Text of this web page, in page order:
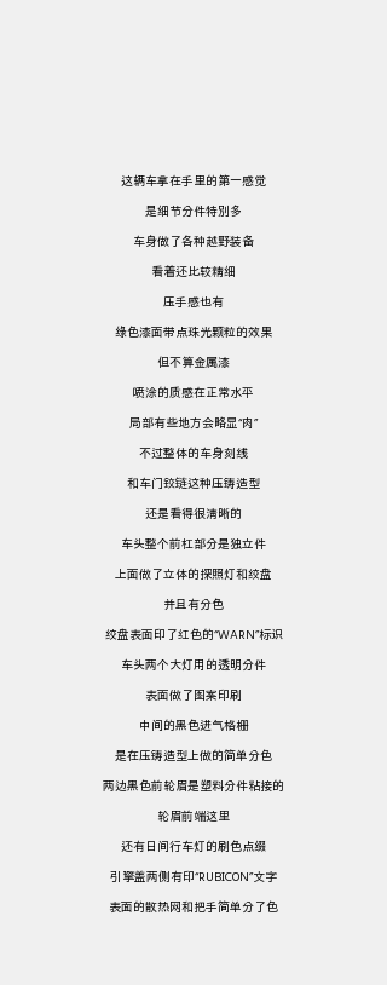
这辆车拿在手里的第一感觉
是细节分件特别多
车身做了各种越野装备
看着还比较精细
压手感也有
绿色漆面带点珠光颗粒的效果
但不算金属漆
喷涂的质感在正常水平
局部有些地方会略显“肉”
不过整体的车身刻线
和车门铰链这种压铸造型
还是看得很清晰的
车头整个前杠部分是独立件
上面做了立体的探照灯和绞盘
并且有分色
绞盘表面印了红色的“WARN”标识
车头两个大灯用的透明分件
表面做了图案印刷
中间的黑色进气格栅
是在压铸造型上做的简单分色
两边黑色前轮眉是塑料分件粘接的
轮眉前端这里
还有日间行车灯的刷色点缀
引擎盖两侧有印“RUBICON”文字
表面的散热网和把手简单分了色